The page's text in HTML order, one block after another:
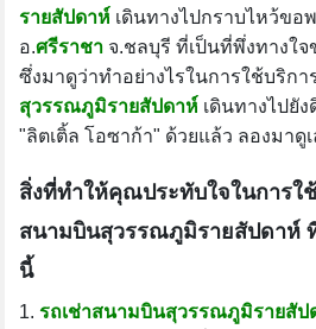
รายสัปดาห์ เดินทางไปกราบไหว้ขอ
อ.ศรีราชา จ.ชลบุรี ที่เป็นที่พึ่งทางใ
ซึ่งมาดูว่าทำอย่างไรในการใช้บริกา
สุวรรณภูมิรายสัปดาห์ เดินทางไปยั
"ลิตเติ้ล โอซาก้า" ด้วยแล้ว ลองมาดู
สิ่งที่ทำให้คุณประทับใจในการใช้
สนามบินสุวรรณภูมิรายสัปดาห์
นี้
1. รถเช่าสนามบินสุวรรณภูมิรายสัป